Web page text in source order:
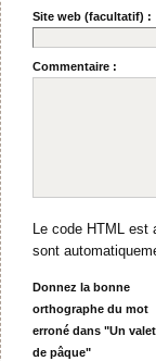
Site web (facultatif) :
Commentaire :
Le code HTML est
sont
Donnez la bonne
orthographe du mot
erroné dans "Un valet
de pâque"